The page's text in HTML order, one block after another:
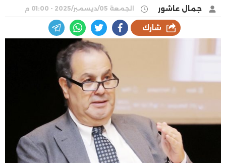
جمال عاشور الجمعة 05/ديسمبر/2025 - 01:00 م
شارك